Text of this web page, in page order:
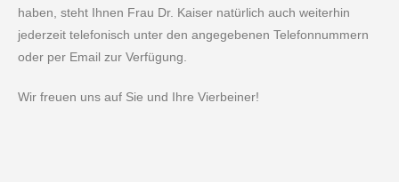
haben, steht Ihnen Frau Dr. Kaiser natürlich auch weiterhin
jederzeit telefonisch unter den angegebenen Telefonnummern
oder per Email zur Verfügung.
Wir freuen uns auf Sie und Ihre Vierbeiner!